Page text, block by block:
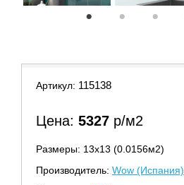
Артикул: 115138
Цена: 5327 р/м2
Размеры: 13х13 (0.0156м2)
Производитель: Wow (Испания)